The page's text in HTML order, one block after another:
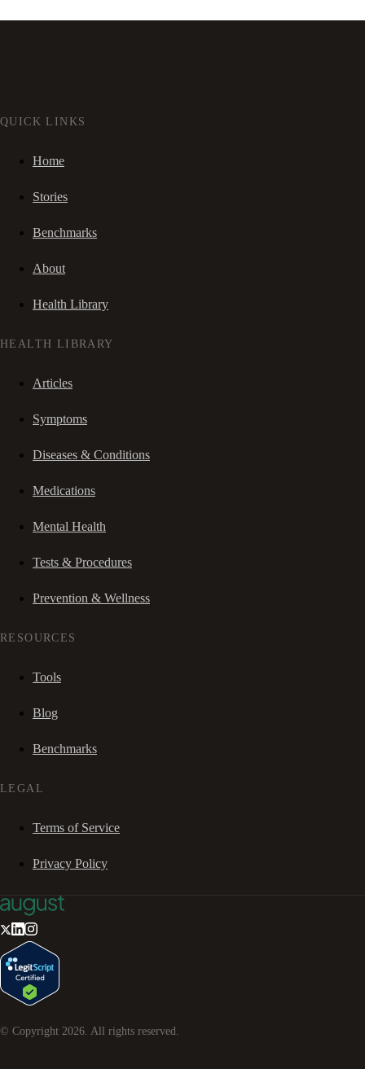
QUICK LINKS
Home
Stories
Benchmarks
About
Health Library
HEALTH LIBRARY
Articles
Symptoms
Diseases & Conditions
Medications
Mental Health
Tests & Procedures
Prevention & Wellness
RESOURCES
Tools
Blog
Benchmarks
LEGAL
Terms of Service
Privacy Policy
© Copyright 2026 . All rights reserved.